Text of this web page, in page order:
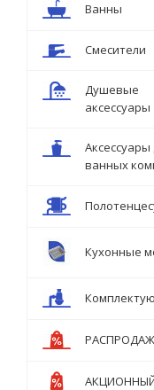
Ванны
Смесители
Душевые
аксессуары
Аксессуары
ванных
Кухонные